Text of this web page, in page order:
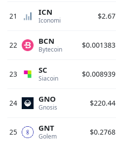
21 Iconomi
ICN $2.67
22 Bytecoin
BCN $0.001383
23 Siacoin
SC $0.008939
24 Gnosis
GNO $220.44
25 Golem
GNT $0.2768